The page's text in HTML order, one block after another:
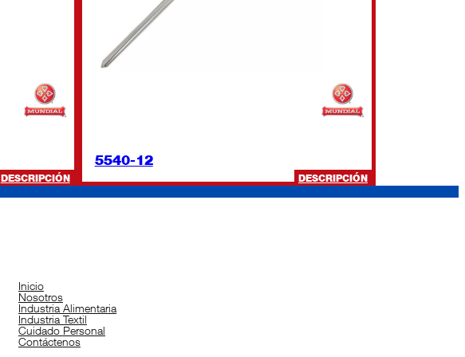
DESCRIPCIÓN:
5540-12
DESCRIPCIÓN:
Inicio
Nosotros
Industria Alimentaria
Industria Textil
Cuidado Personal
Contáctenos